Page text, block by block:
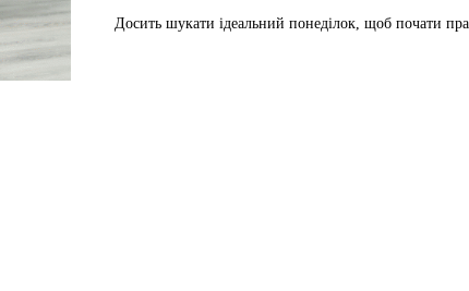
Досить шукати ідеальний понеділок, щоб почати